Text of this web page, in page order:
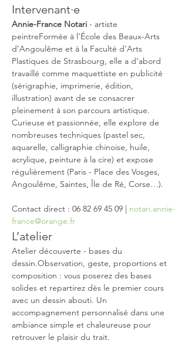
Intervenant·e
Annie-France Notari - artiste
peintreFormée à l’École des Beaux-Arts
d’Angoulême et à la Faculté d’Arts
Plastiques de Strasbourg, elle a d’abord
travaillé comme maquettiste en publicité
(sérigraphie, imprimerie, édition,
illustration) avant de se consacrer
pleinement à son parcours artistique.
Curieuse et passionnée, elle explore de
nombreuses techniques (pastel sec,
aquarelle, calligraphie chinoise, huile,
acrylique, peinture à la cire) et expose
régulièrement (Paris - Place des Vosges,
Angoulême, Saintes, Île de Ré, Corse…).
Contact direct : 06 82 69 45 09 | notari.annie-
france@orange.fr
L’atelier
Atelier découverte - bases du
dessin.Observation, geste, proportions et
composition : vous poserez des bases
solides et repartirez dès le premier cours
avec un dessin abouti. Un
accompagnement personnalisé dans une
ambiance simple et chaleureuse pour
retrouver le plaisir du trait.